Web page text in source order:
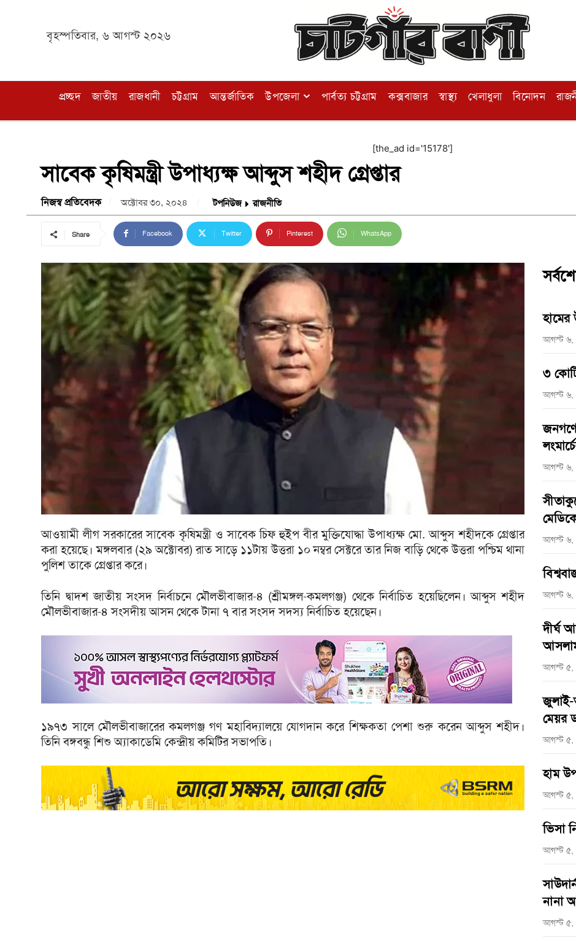
বৃহস্পতিবার, ৬ আগস্ট ২০২৬
প্রচ্ছদ জাতীয় রাজধানী চট্টগ্রাম আন্তর্জাতিক উপজেলা পার্বত্য চট্টগ্রাম কক্সবাজার স্বাস্থ্য খেলাধুলা বিনোদন
[the_ad id='15178']
সাবেক কৃষিমন্ত্রী উপাধ্যক্ষ আব্দুস শহীদ গ্রেপ্তার
নিজস্ব প্রতিবেদক অক্টোবর ৩০, ২০২৪ টপনিউজ রাজনীতি
Share Facebook Twitter Pinterest WhatsApp
আওয়ামী লীগ সরকারের সাবেক কৃষিমন্ত্রী ও সাবেক চিফ হুইপ বীর মুক্তিযোদ্ধা উপাধ্যক্ষ মো. আব্দুস শহীদকে গ্রেপ্তার
করা হয়েছে। মঙ্গলবার (২৯ অক্টোবর) রাত সাড়ে ১১টায় উত্তরা ১০ নম্বর সেক্টরে তার নিজ বাড়ি থেকে উত্তরা পশ্চিম থানা
পুলিশ তাকে গ্রেপ্তার করে।
তিনি দ্বাদশ জাতীয় সংসদ নির্বাচনে মৌলভীবাজার-৪ (শ্রীমঙ্গল-কমলগঞ্জ) থেকে নির্বাচিত হয়েছিলেন। আব্দুস শহীদ
মৌলভীবাজার-৪ সংসদীয় আসন থেকে টানা ৭ বার সংসদ সদস্য নির্বাচিত হয়েছেন।
১৯৭৩ সালে মৌলভীবাজারের কমলগঞ্জ গণ মহাবিদ্যালয়ে যোগদান করে শিক্ষকতা পেশা শুরু করেন আব্দুস শহীদ।
তিনি বঙ্গবন্ধু শিশু অ্যাকাডেমি কেন্দ্রীয় কমিটির সভাপতি।
হামের
আগস্ট ৬,
৩
আগস্ট ৬,
আগস্ট ৬,
আগস্ট ৬,
আগস্ট ৬,
দীর্ঘ
আগস্ট ৫,
জুলাই-
মেয়র
আগস্ট ৫,
হাম
আগস্ট ৫,
ভিসা
আগস্ট ৫,
নানা
আগস্ট ৫,